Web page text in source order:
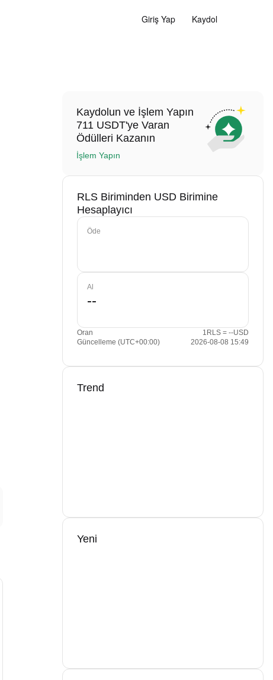
Giriş Yap Kaydol
Kaydolun ve İşlem Yapın
711 USDT'ye Varan
Ödülleri Kazanın
İşlem Yapın
RLS Biriminden USD Birimine
Hesaplayıcı
Öde
Al
Oran
1RLS = --USD
Güncelleme (UTC+00:00)
2026-08-08 15:49
Trend
Yeni